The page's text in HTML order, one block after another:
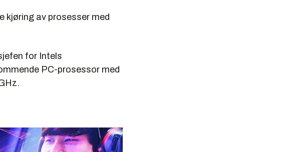
kjøring av prosesser med
for Intels
PC-prosessor med